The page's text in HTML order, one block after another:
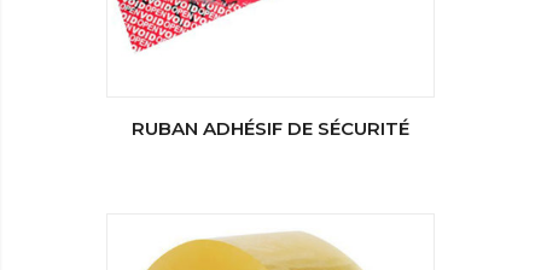
RUBAN ADHÉSIF DE SÉCURITÉ